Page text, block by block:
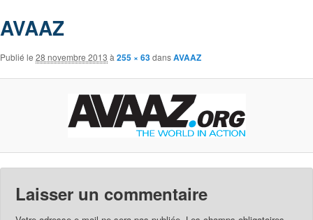
AVAAZ
Publié le 28 novembre 2013 à 255 × 63dansAVAAZ
Laisser un commentaire